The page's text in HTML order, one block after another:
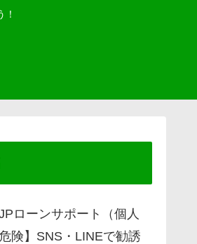
ローンサポート（個人
険】SNS・LINEで勧誘